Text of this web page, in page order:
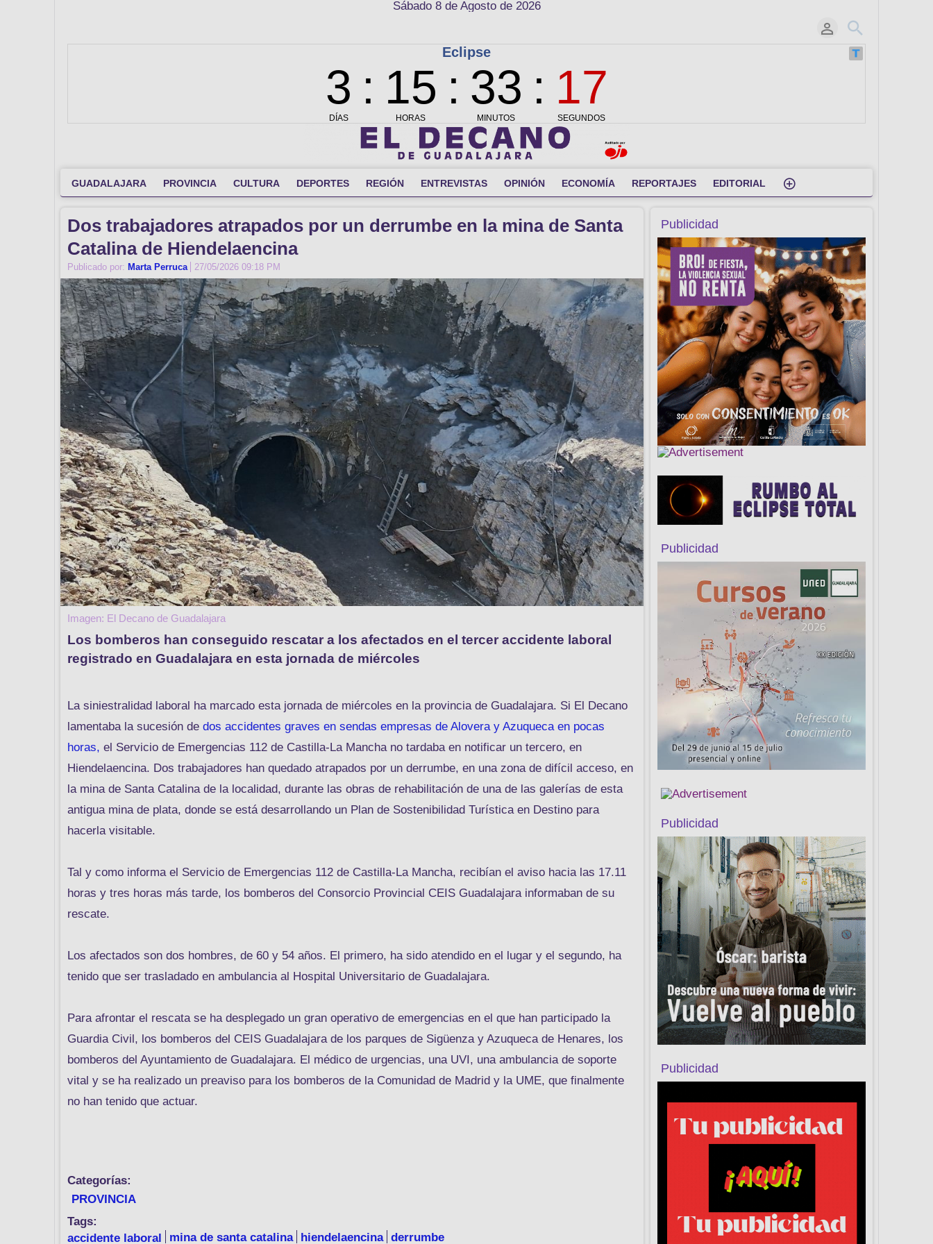
Sábado 8 de Agosto de 2026
GUADALAJARA PROVINCIA CULTURA DEPORTES REGIÓN ENTREVISTAS OPINIÓN ECONOMÍA REPORTAJES EDITORIAL
Dos trabajadores atrapados por un derrumbe en la mina de Santa
Catalina de Hiendelaencina
Publicado por: Marta Perruca 27/05/2026 09:18 PM
Imagen: El Decano de Guadalajara
Los bomberos han conseguido rescatar a los afectados en el tercer accidente laboral
registrado en Guadalajara en esta jornada de miércoles
La siniestralidad laboral ha marcado esta jornada de miércoles en la provincia de Guadalajara. Si El Decano
lamentaba la sucesión de dos accidentes graves en sendas empresas de Alovera y Azuqueca en pocas
horas, el Servicio de Emergencias 112 de Castilla-La Mancha no tardaba en notificar un tercero, en
Hiendelaencina. Dos trabajadores han quedado atrapados por un derrumbe, en una zona de difícil acceso, en
la mina de Santa Catalina de la localidad, durante las obras de rehabilitación de una de las galerías de esta
antigua mina de plata, donde se está desarrollando un Plan de Sostenibilidad Turística en Destino para
hacerla visitable.
Tal y como informa el Servicio de Emergencias 112 de Castilla-La Mancha, recibían el aviso hacia las 17.11
horas y tres horas más tarde, los bomberos del Consorcio Provincial CEIS Guadalajara informaban de su
rescate.
Los afectados son dos hombres, de 60 y 54 años. El primero, ha sido atendido en el lugar y el segundo, ha
tenido que ser trasladado en ambulancia al Hospital Universitario de Guadalajara.
Para afrontar el rescata se ha desplegado un gran operativo de emergencias en el que han participado la
Guardia Civil, los bomberos del CEIS Guadalajara de los parques de Sigüenza y Azuqueca de Henares, los
bomberos del Ayuntamiento de Guadalajara. El médico de urgencias, una UVI, una ambulancia de soporte
vital y se ha realizado un preaviso para los bomberos de la Comunidad de Madrid y la UME, que finalmente
no han tenido que actuar.
Categorías:
PROVINCIA
Tags:
accidente laboral
mina de santa catalina hiendelaencina derrumbe
Publicidad
Publicidad
Publicidad
Publicidad